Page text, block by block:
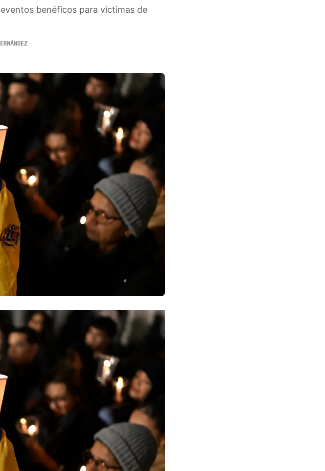
benéficos para víctimas de